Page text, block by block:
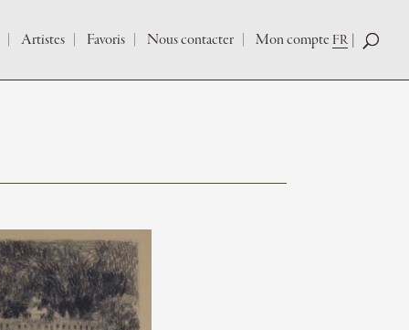
Artistes Favoris Nous contacter Mon compte FR